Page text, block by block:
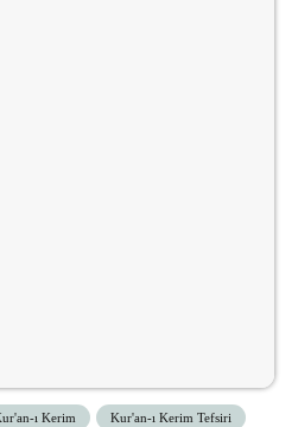
ı Kerim Kur'an-ı Kerim Tefsiri